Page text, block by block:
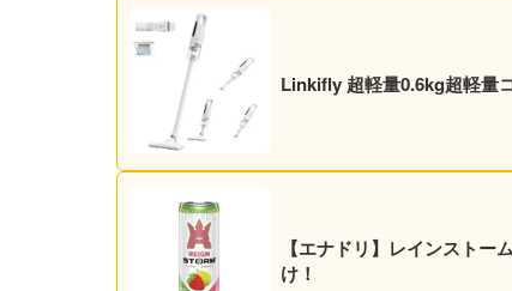
Linkifly 超軽量0.6kg超軽量
【エナドリ】レインスト
け！